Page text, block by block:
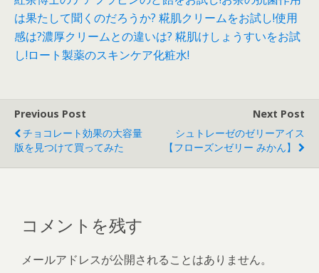
は果たして聞くのだろうか? 糀肌クリームをお試し!使用
感は?濃厚クリームとの違いは? 糀肌けしょうすいをお試
し!ロート製薬のスキンケア化粧水!
Previous Post
チョコレート効果の大容量
版を見つけて買ってみた
Next Post
シュトレーゼのゼリーアイス
【フローズンゼリー みかん】
コメントを残す
メールアドレスが公開されることはありません。